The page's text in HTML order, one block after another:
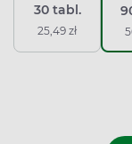
30 tabl.
25,49 zł